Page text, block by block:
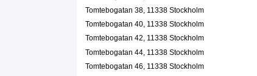
Katarina Tegnér AB
Tomtebogatan 13, 11339 Stockholm
QX Invest i Stockholm AB
Tomas Paul Erik Engström
Tomtebogatan 38, 11338 Stockholm
Tomtebogatan 40, 11338 Stockholm
Tomtebogatan 42, 11338 Stockholm
Tomtebogatan 44, 11338 Stockholm
Tomtebogatan 46, 11338 Stockholm